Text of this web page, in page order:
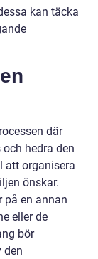
kan täcka
där
hedra den
att organisera
önskar.
på en annan
eller de
bör
den